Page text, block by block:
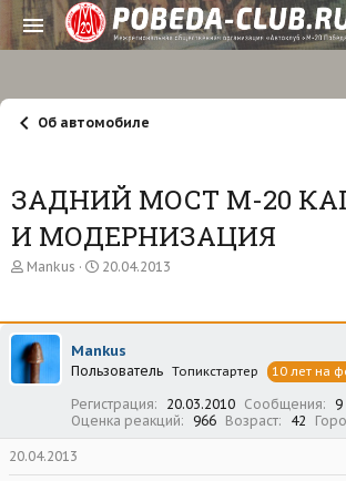
Об автомобиле
ЗАДНИЙ МОСТ М-20
И МОДЕРНИЗАЦИЯ
А
о
р
т
е
Mankus
Д
а
а
ч
л
а
20.04.2013
Mankus
Пользователь Топикстартер 10 лет на
Регистрация 20.03.2010 Сообщения
9
Оценка реакций
966 Возраст 42
20.04.2013